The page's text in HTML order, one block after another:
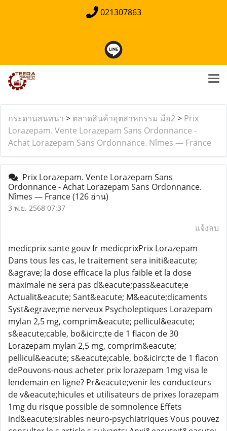
021307863
กระดานสนทนา > ตลาดสินค้าอุตสาหกรรม มือ2> Prix
Lorazepam. Vente Lorazepam Sans Ordonnance -
Achat Lorazepam Sans Ordonnance. Nîmes — France
Prix Lorazepam. Vente Lorazepam Sans
Ordonnance - Achat Lorazepam Sans Ordonnance.
Nîmes — France(126 อ่าน)
3 พ.ย. 2568 07:37
แจ้งลบ
medicprix sante gouv fr medicprixPrix Lorazepam
Dans tous les cas, le traitement sera initi&eacute;
&agrave; la dose efficace la plus faible et la dose
maximale ne sera pas d&eacute;pass&eacute;e
Actualit&eacute; Sant&eacute; M&eacute;dicaments
Syst&egrave;me nerveux Psycholeptiques Lorazepam
mylan 2,5 mg, comprim&eacute; pellicul&eacute;
s&eacute;cable, bo&icirc;te de 1 flacon de 30
Lorazepam mylan 2,5 mg, comprim&eacute;
pellicul&eacute; s&eacute;cable, bo&icirc;te de 1 flacon
dePouvons-nous acheter prix lorazepam 1mg visa le
lendemain en ligne? Pr&eacute;venir les conducteurs
de v&eacute;hicules et utilisateurs de prixes lorazepam
1mg du risque possible de somnolence Effets
ind&eacute;sirables neuro-psychiatriques Vous pouvez